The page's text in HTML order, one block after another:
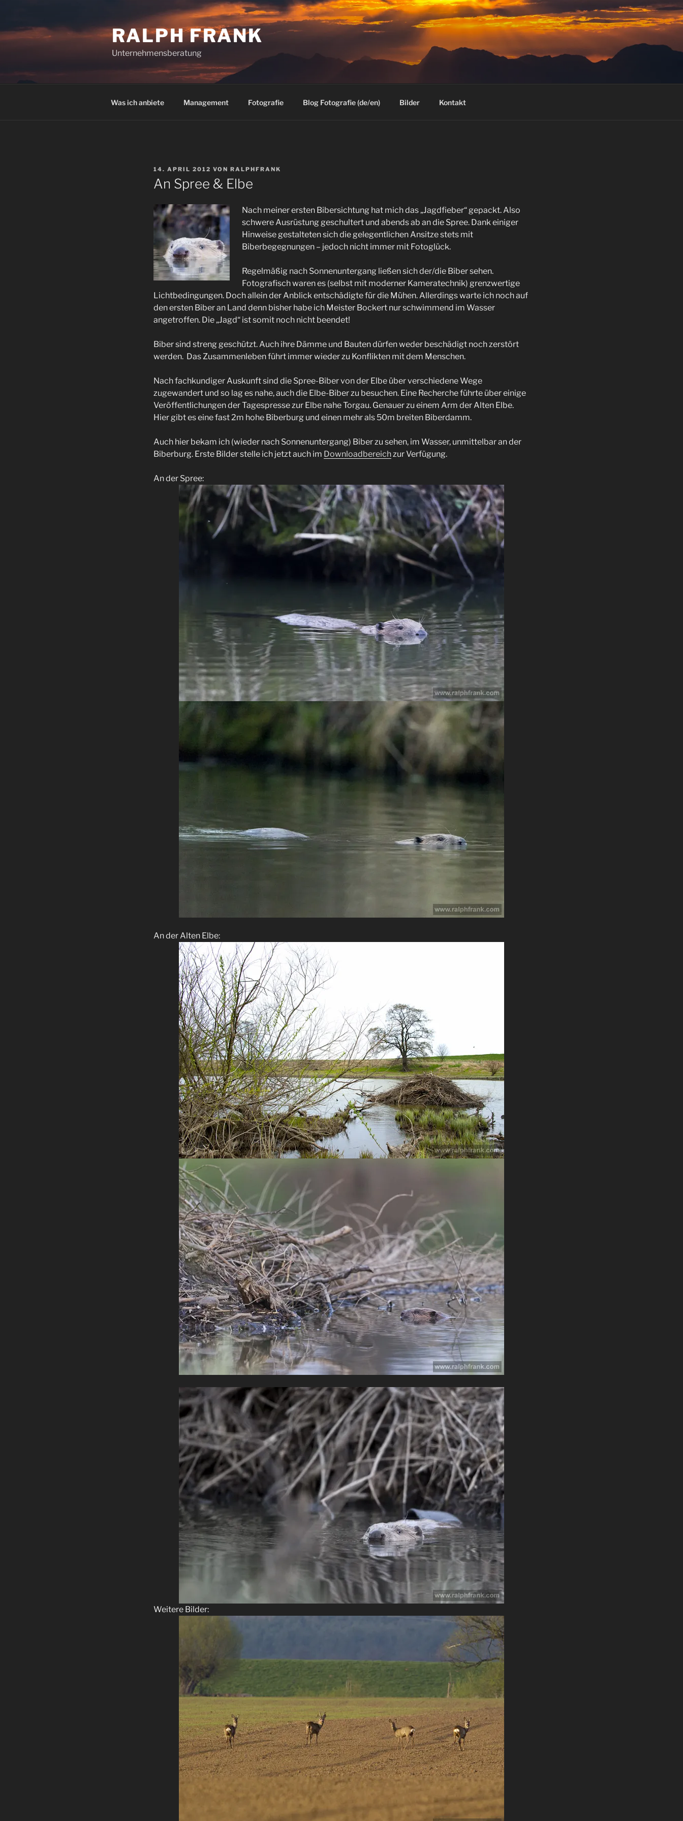
springen
RALPH FRANK
Unternehmensberatung
Was ich anbiete Management Fotografie Blog Fotografie (de/en) Bilder Kontakt
VERÖFFENTLICHT
AM
14. APRIL 2012 VON RALPHFRANK
An Spree & Elbe
Nach meiner ersten Bibersichtung hat mich das „Jagdfieber“ gepackt. Also
schwere Ausrüstung geschultert und abends ab an die Spree. Dank einiger
Hinweise gestalteten sich die gelegentlichen Ansitze stets mit
Biberbegegnungen – jedoch nicht immer mit Fotoglück.
Regelmäßig nach Sonnenuntergang ließen sich der/die Biber sehen.
Fotografisch waren es (selbst mit moderner Kameratechnik) grenzwertige
Lichtbedingungen. Doch allein der Anblick entschädigte für die Mühen. Allerdings warte ich noch auf
den ersten Biber an Land denn bisher habe ich Meister Bockert nur schwimmend im Wasser
angetroffen. Die „Jagd“ ist somit noch nicht beendet!
Biber sind streng geschützt. Auch ihre Dämme und Bauten dürfen weder beschädigt noch zerstört
werden. Das Zusammenleben führt immer wieder zu Konflikten mit dem Menschen.
Nach fachkundiger Auskunft sind die Spree-Biber von der Elbe über verschiedene Wege
zugewandert und so lag es nahe, auch die Elbe-Biber zu besuchen. Eine Recherche führte über einige
Veröffentlichungen der Tagespresse zur Elbe nahe Torgau. Genauer zu einem Arm der Alten Elbe.
Hier gibt es eine fast 2m hohe Biberburg und einen mehr als 50m breiten Biberdamm.
Auch hier bekam ich (wieder nach Sonnenuntergang) Biber zu sehen, im Wasser, unmittelbar an der
Biberburg. Erste Bilder stelle ich jetzt auch im Downloadbereichzur Verfügung.
An der Spree:
An der Alten Elbe:
Weitere Bilder: